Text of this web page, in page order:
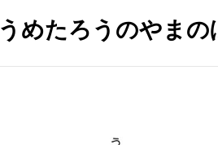
うめたろうのやまの